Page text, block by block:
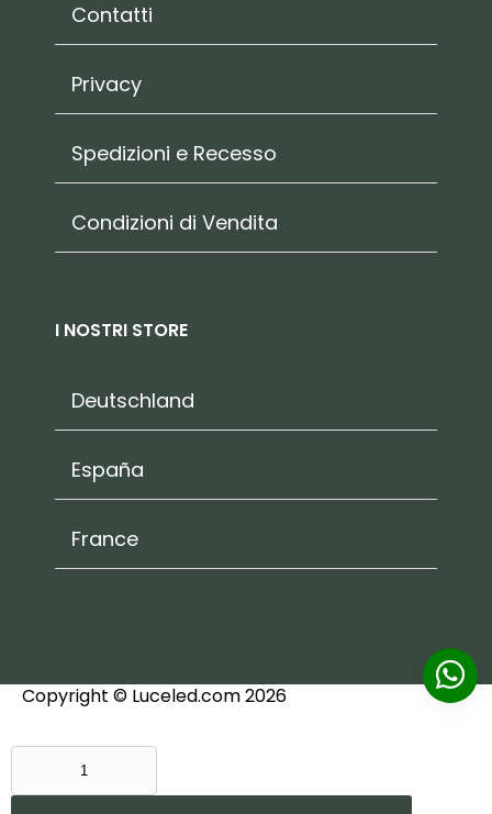
Contatti
Privacy
Spedizioni e Recesso
Condizioni di Vendita
I NOSTRI STORE
Deutschland
España
France
Copyright © Luceled.com 2026